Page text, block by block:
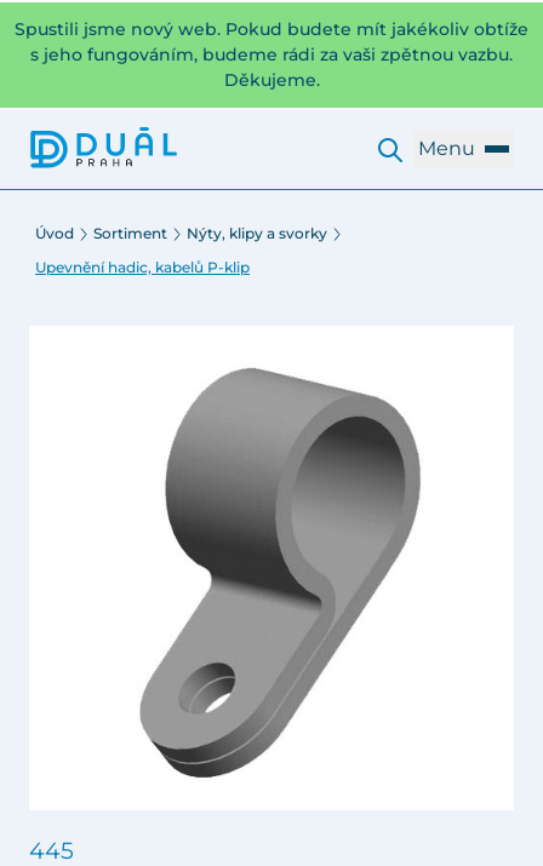
Spustili jsme nový web. Pokud budete mít jakékoliv obtíže
s jeho fungováním, budeme rádi za vaši zpětnou vazbu.
Děkujeme.
Menu
Úvod Sortiment
Nýty, klipy a svorky
Upevnění hadic, kabelů P-klip
445